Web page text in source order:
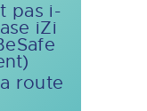
pas i-
iZi
route